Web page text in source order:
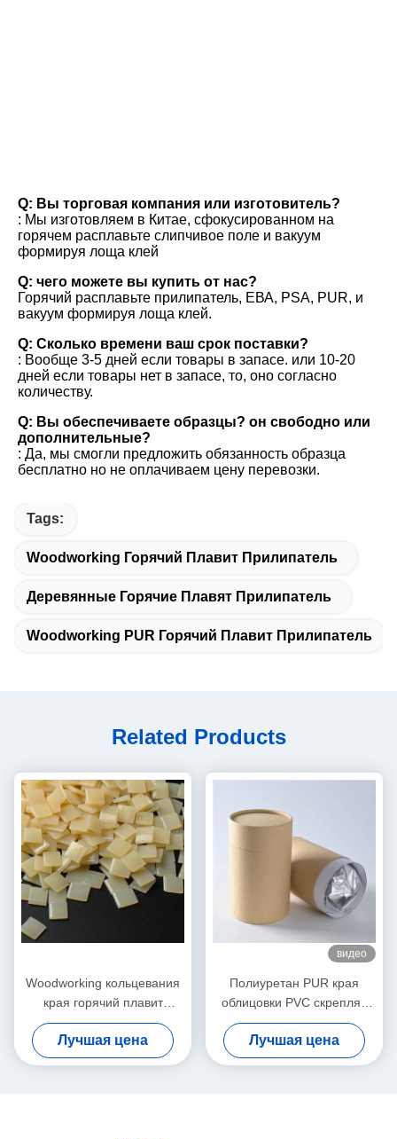
Q: Вы торговая компания или изготовитель?
: Мы изготовляем в Китае, сфокусированном на
горячем расплавьте слипчивое поле и вакуум
формируя лоща клей
Q: чего можете вы купить от нас?
Горячий расплавьте прилипатель, ЕВА, PSA, PUR, и
вакуум формируя лоща клей.
Q: Сколько времени ваш срок поставки?
: Вообще 3-5 дней если товары в запасе. или 10-20
дней если товары нет в запасе, то, оно согласно
количеству.
Q: Вы обеспечиваете образцы? он свободно или
дополнительные?
: Да, мы смогли предложить обязанность образца
бесплатно но не оплачиваем цену перевозки.
Tags:
Woodworking Горячий Плавит Прилипатель
Деревянные Горячие Плавят Прилипатель
Woodworking PUR Горячий Плавит Прилипатель
Related Products
Woodworking кольцевания
края горячий плавит
слипчивое для
автоматической соединяя
машины
Лучшая цена
видео
Полиуретан PUR края
облицовки PVC скрепляя
горячий плавит
прилипатели для мебели
Лучшая цена